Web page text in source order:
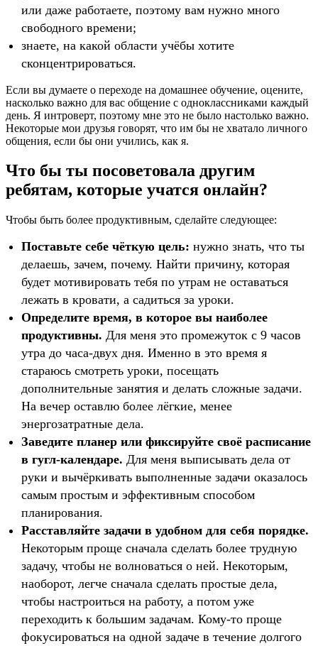
или даже работаете, поэтому вам нужно много
свободного времени;
знаете, на какой области учёбы хотите
сконцентрироваться.
Если вы думаете о переходе на домашнее обучение, оцените,
насколько важно для вас общение с одноклассниками каждый
день. Я интроверт, поэтому мне это не было настолько важно.
Некоторые мои друзья говорят, что им бы не хватало личного
общения, если бы они учились, как я.
Что бы ты посоветовала другим
ребятам, которые учатся онлайн?
Чтобы быть более продуктивным, сделайте следующее:
Поставьте себе чёткую цель: нужно знать, что ты
делаешь, зачем, почему. Найти причину, которая
будет мотивировать тебя по утрам не оставаться
лежать в кровати, а садиться за уроки.
Определите время, в которое вы наиболее
продуктивны. Для меня это промежуток с 9 часов
утра до часа-двух дня. Именно в это время я
стараюсь смотреть уроки, посещать
дополнительные занятия и делать сложные задачи.
На вечер оставлю более лёгкие, менее
энергозатратные дела.
Заведите планер или фиксируйте своё расписание
в гугл-календаре. Для меня выписывать дела от
руки и вычёркивать выполненные задачи оказалось
самым простым и эффективным способом
планирования.
Расставляйте задачи в удобном для себя порядке.
Некоторым проще сначала сделать более трудную
задачу, чтобы не волноваться о ней. Некоторым,
наоборот, легче сначала сделать простые дела,
чтобы настроиться на работу, а потом уже
переходить к большим задачам. Кому-то проще
фокусироваться на одной задаче в течение долгого